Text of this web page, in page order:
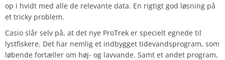
op i hvidt med alle de relevante data. En rigtigt god løsning på
et tricky problem.
Casio slår selv på, at det nye ProTrek er specielt egnede til
lystfiskere. Det har nemlig et indbygget tidevandsprogram, som
løbende fortæller om høj- og lavvande. Samt et andet program,